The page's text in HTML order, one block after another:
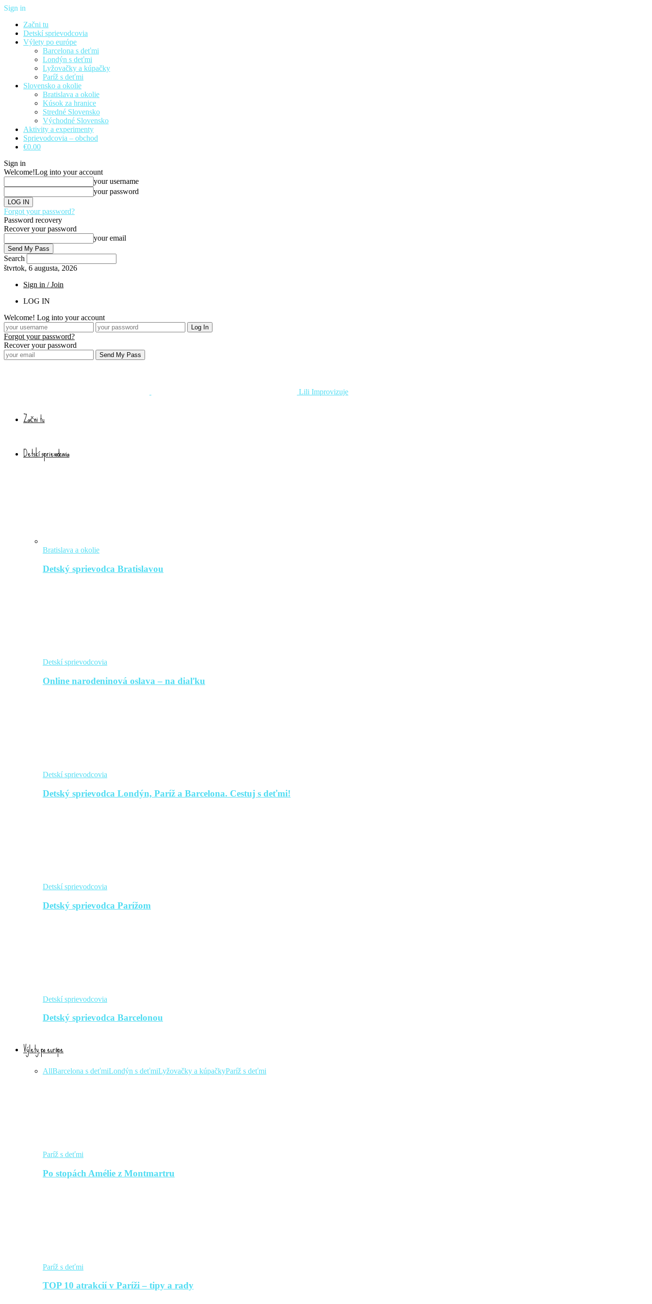
Sign in
Začni tu
Detskí sprievodcovia
Výlety po európe
Barcelona s deťmi
Londýn s deťmi
Lyžovačky a kúpačky
Paríž s deťmi
Slovensko a okolie
Bratislava a okolie
Kúsok za hranice
Stredné Slovensko
Východné Slovensko
Aktivity a experimenty
Sprievodcovia – obchod
€0.00
Sign in
Welcome!Log into your account
your username
your password
Forgot your password?
Password recovery
Recover your password
your email
Search
štvrtok, 6 augusta, 2026
Sign in / Join
LOG IN
Welcome! Log into your account
Forgot your password?
Recover your password
Lili Improvizuje
Začni tu
Detskí sprievodcovia
Bratislava a okolie
Detský sprievodca Bratislavou
Detskí sprievodcovia
Online narodeninová oslava – na diaľku
Detskí sprievodcovia
Detský sprievodca Londýn, Paríž a Barcelona. Cestuj s deťmi!
Detskí sprievodcovia
Detský sprievodca Parížom
Detskí sprievodcovia
Detský sprievodca Barcelonou
Výlety po európe
AllBarcelona s deťmiLondýn s deťmiLyžovačky a kúpačkyParíž s deťmi
Paríž s deťmi
Po stopách Amélie z Montmartru
Paríž s deťmi
TOP 10 atrakcií v Paríži – tipy a rady